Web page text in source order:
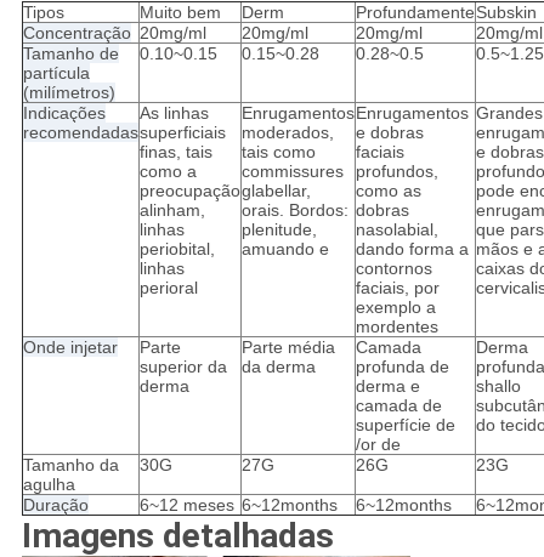
Tipos Muito bem Derm ProfundamenteSubskin
Concentração 20mg/ml 20mg/ml 20mg/ml
20mg/ml
Tamanho de
partícula
(milímetros)
0.10~0.15 0.15~0.28 0.28~0.5 0.5~1.25
Indicações
recomendadas
As linhas
superficiais
finas, tais
como a
preocupação
alinham,
linhas
periobital,
linhas
perioral
Enrugamentos
moderados,
tais como
commissures
glabellar,
orais. Bordos:
plenitude,
amuando e
Enrugamentos
e dobras
faciais
profundos,
como as
dobras
nasolabial,
dando forma a
contornos
faciais, por
exemplo a
mordentes
Grandes
e dobras
pode
que
mãos e
caixas
Onde injetar
Parte
superior da
derma
Parte média
da derma
Camada
profunda de
derma e
camada de
superfície de
/or de
Derma
shallo
do
Tamanho da
agulha
30G 27G 26G 23G
Duração 6~12 meses 6~12months 6~12months
Imagens detalhadas